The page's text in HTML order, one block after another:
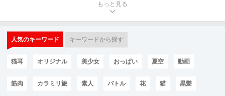
もっと見る
人気のキーワード キーワードから探す
猫耳 オリジナル 美少女 おっぱい 夏空 動画
筋肉 カラミリ旅 素人 バトル 花 猫 黒髪